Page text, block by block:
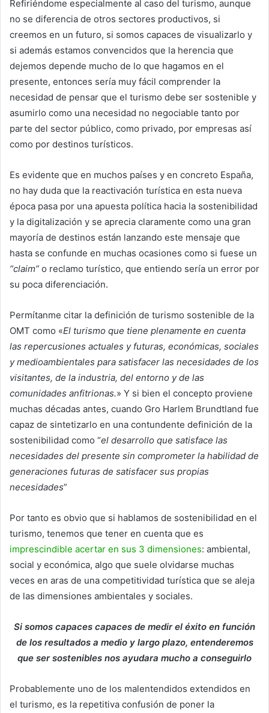
Refiriéndome especialmente al caso del turismo, aunque
no se diferencia de otros sectores productivos, si
creemos en un futuro, si somos capaces de visualizarlo y
si además estamos convencidos que la herencia que
dejemos depende mucho de lo que hagamos en el
presente, entonces sería muy fácil comprender la
necesidad de pensar que el turismo debe ser sostenible y
asumirlo como una necesidad no negociable tanto por
parte del sector público, como privado, por empresas así
como por destinos turísticos.
Es evidente que en muchos países y en concreto España,
no hay duda que la reactivación turística en esta nueva
época pasa por una apuesta política hacia la sostenibilidad
y la digitalización y se aprecia claramente como una gran
mayoría de destinos están lanzando este mensaje que
hasta se confunde en muchas ocasiones como si fuese un
“claim” o reclamo turístico, que entiendo sería un error por
su poca diferenciación.
Permítanme citar la definición de turismo sostenible de la
OMT como «El turismo que tiene plenamente en cuenta
las repercusiones actuales y futuras, económicas, sociales
y medioambientales para satisfacer las necesidades de los
visitantes, de la industria, del entorno y de las
comunidades anfitrionas.» Y si bien el concepto proviene
muchas décadas antes, cuando Gro Harlem Brundtland fue
capaz de sintetizarlo en una contundente definición de la
sostenibilidad como “el desarrollo que satisface las
necesidades del presente sin comprometer la habilidad de
generaciones futuras de satisfacer sus propias
necesidades”
Por tanto es obvio que si hablamos de sostenibilidad en el
turismo, tenemos que tener en cuenta que es
imprescindible acertar en sus 3 dimensiones: ambiental,
social y económica, algo que suele olvidarse muchas
veces en aras de una competitividad turística que se aleja
de las dimensiones ambientales y sociales.
Si somos capaces capaces de medir el éxito en función
de los resultados a medio y largo plazo, entenderemos
que ser sostenibles nos ayudara mucho a conseguirlo
Probablemente uno de los malentendidos extendidos en
el turismo, es la repetitiva confusión de poner la